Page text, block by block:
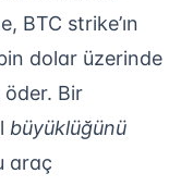
BTC strike’ın
dolar üzerinde
öder. Bir
büyüklüğünü
araç